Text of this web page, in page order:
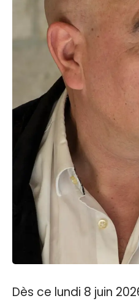
Dès ce lundi 8 juin